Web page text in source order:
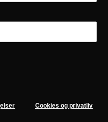
Cookies og privatliv